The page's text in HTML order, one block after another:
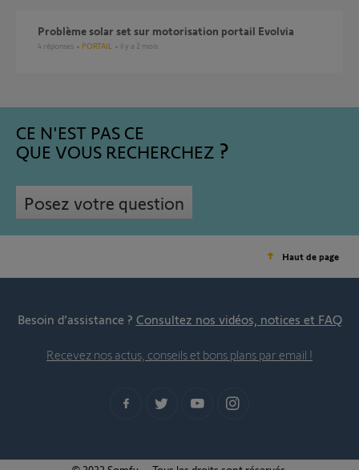
Problème solar set sur motorisation portail Evolvia
4 réponses PORTAIL il y a 2 mois
CE N'EST PAS CE
QUE VOUS RECHERCHEZ
Posez votre question
Haut de page
Besoin d’assistance ? Consultez nos vidéos, notices et FAQ
Recevez nos actus, conseils et bons plans par email !